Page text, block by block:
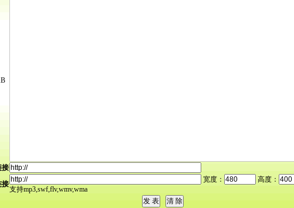
接
接
宽度：
高度：
支持mp3,swf,flv,wmv,wma